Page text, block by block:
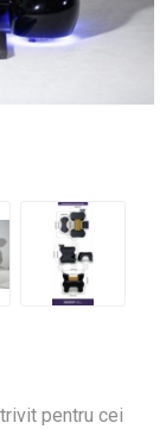
pentru cei